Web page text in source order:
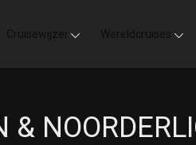
Cruisewijzer Wereldcruises
&